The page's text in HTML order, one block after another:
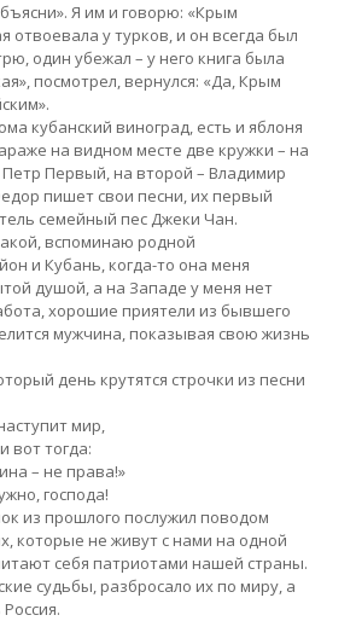
Я им и говорю: «Крым
отвоевала у турков, и он всегда был
один убежал – у него книга была
посмотрел, вернулся: «Да, Крым
кубанский виноград, есть и яблоня
на видном месте две кружки – на
Первый, на второй – Владимир
пишет свои песни, их первый
семейный пес Джеки Чан.
вспоминаю родной
и Кубань, когда-то она меня
душой, а на Западе у меня нет
хорошие приятели из бывшего
мужчина, показывая свою жизнь
день крутятся строчки из песни
мир,
вот тогда:
– не права!»
господа!
из прошлого послужил поводом
которые не живут с нами на одной
себя патриотами нашей страны.
судьбы, разбросало их по миру, а